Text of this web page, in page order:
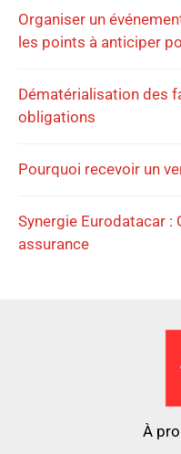
Organiser un
les points à anticiper
Dématérialisation des
obligations
Pourquoi recevoir un
Synergie Eurodatacar
assurance
À